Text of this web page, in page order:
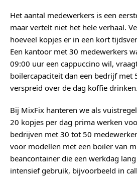
Het aantal medewerkers is een
maar vertelt niet het hele verhaal.
hoeveel kopjes er in een kort
Een kantoor met 30 medewerkers
09:00 uur een cappuccino wil,
boilercapaciteit dan een bedrijf met
verspreid over de dag koffie drinken.
Bij MixFix hanteren we als
20 kopjes per dag prima werken
bedrijven met 30 tot 50
voor modellen met een boiler van
beancontainer die een werkdag
intensief gebruik, bijvoorbeeld in